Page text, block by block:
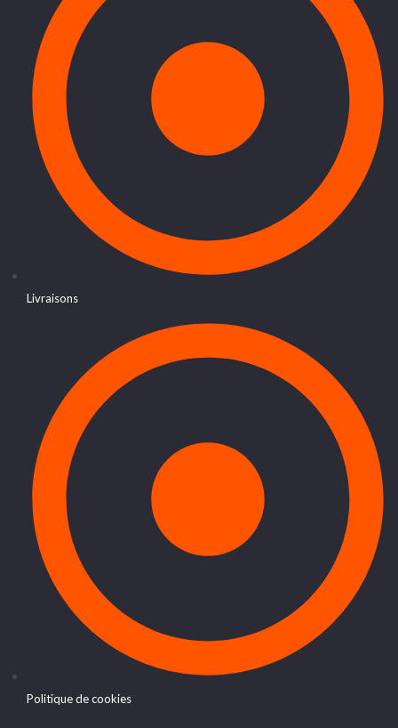
Livraisons
Politique de cookies